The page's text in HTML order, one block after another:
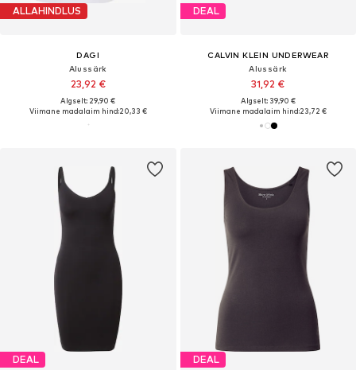
ALLAHINDLUS
DAGI
Alussärk
23,92 €
Algselt: 29,90 €
Viimane madalaim hind:20,33 €
DEAL
CALVIN KLEIN UNDERWEAR
Alussärk
31,92 €
Algselt: 39,90 €
Viimane madalaim hind:23,72 €
DEAL DEAL